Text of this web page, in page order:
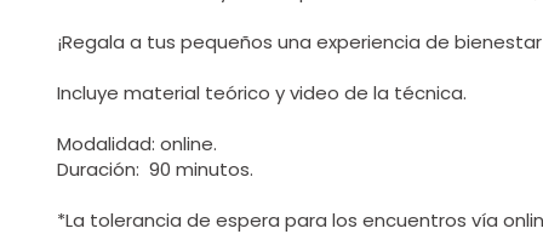
¡Regala a tus pequeños una experiencia de
Incluye material teórico y video de la técnica.
Modalidad: online.
Duración: 90 minutos.
*La tolerancia de espera para los encuentros vía